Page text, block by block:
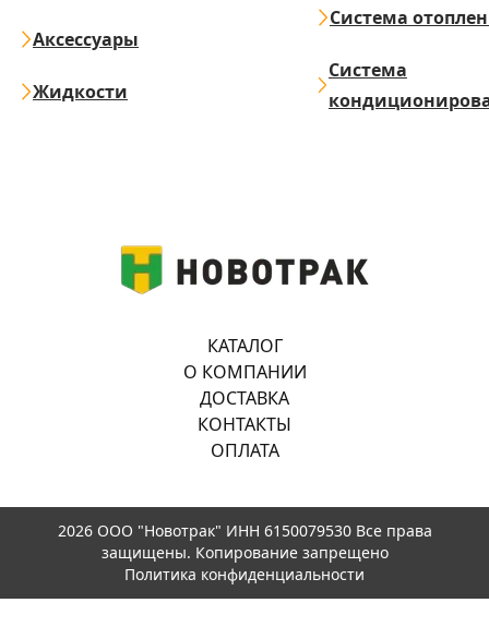
Аксессуары
Жидкости
Система
Система
КАТАЛОГ
О КОМПАНИИ
ДОСТАВКА
КОНТАКТЫ
ОПЛАТА
2026 ООО "Новотрак" ИНН 6150079530 Все права
защищены. Копирование запрещено
Политика конфиденциальности